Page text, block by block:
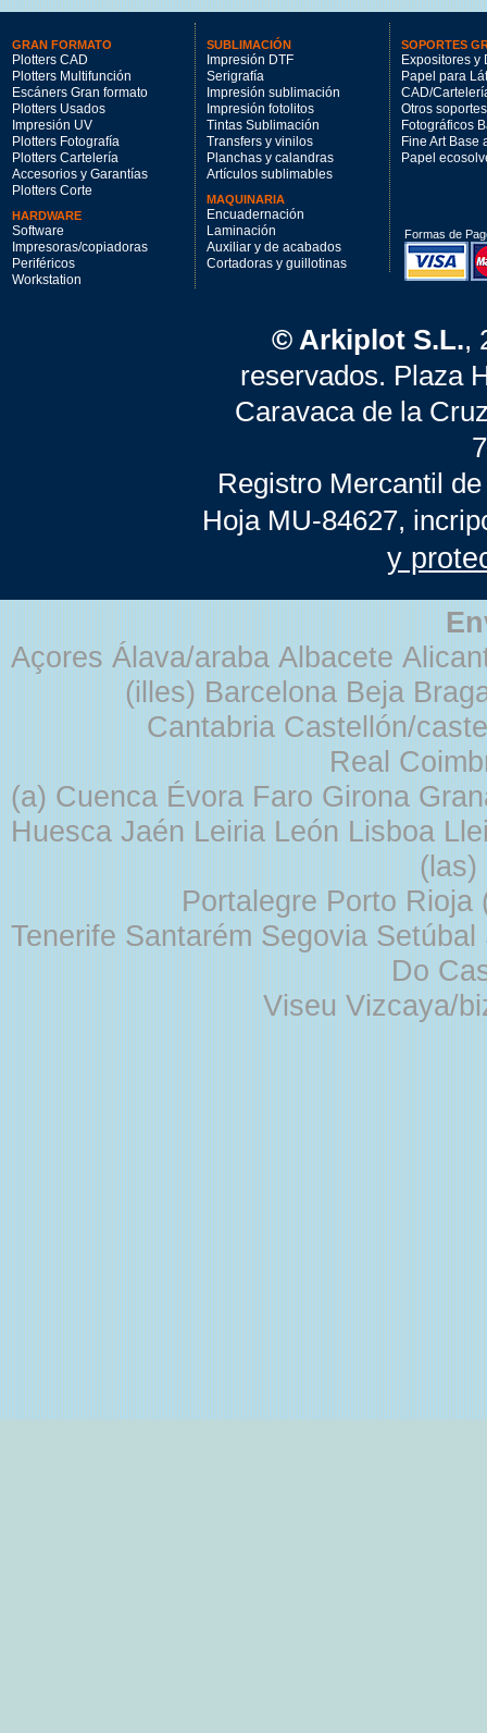
GRAN FORMATO
Plotters CAD
Plotters Multifunción
Escáners Gran formato
Plotters Usados
Impresión UV
Plotters Fotografía
Plotters Cartelería
Accesorios y Garantías
Plotters Corte
HARDWARE
Software
Impresoras/copiadoras
Periféricos
Workstation
SUBLIMACIÓN
Impresión DTF
Serigrafía
Impresión sublimación
Impresión fotolitos
Tintas Sublimación
Transfers y vinilos
Planchas y calandras
Artículos sublimables
MAQUINARIA
Encuadernación
Laminación
Auxiliar y de acabados
Cortadoras y guillotinas
SOPORTES
Expositores y
Papel para
CAD/
Otros soportes
Fotográficos
Fine Art Base
Papel
Formas de
© Arkiplot S.L.,
reservados. Plaza
Caravaca de la
Registro Mercantil
Hoja MU-84627,
y
Açores Álava/araba Albacete
(illes) Barcelona Beja
Cantabria Castellón/
Real
(a) Cuenca Évora Faro Girona
Huesca Jaén Leiria León Lisboa
Portalegre Porto
Tenerife Santarém Segovia
Do
Viseu Vizcaya/